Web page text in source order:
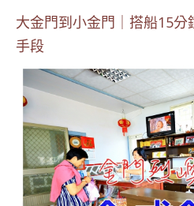
大金門到小金門｜搭船15
手段